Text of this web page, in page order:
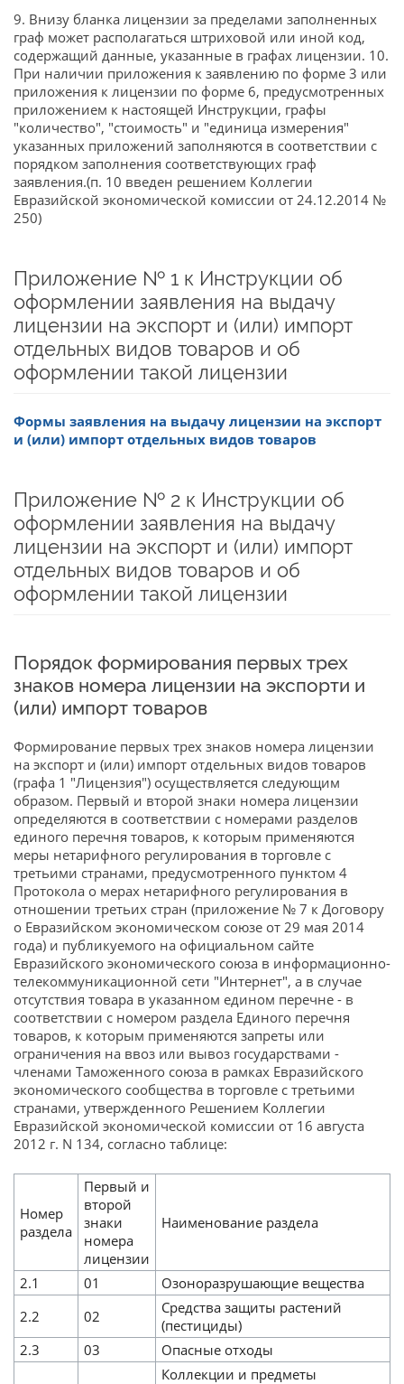
9. Внизу бланка лицензии за пределами заполненных
граф может располагаться штриховой или иной код,
содержащий данные, указанные в графах лицензии. 10.
При наличии приложения к заявлению по форме 3 или
приложения к лицензии по форме 6, предусмотренных
приложением к настоящей Инструкции, графы
"количество", "стоимость" и "единица измерения"
указанных приложений заполняются в соответствии с
порядком заполнения соответствующих граф
заявления.(п. 10 введен решением Коллегии
Евразийской экономической комиссии от 24.12.2014 №
250)
Приложение № 1 к Инструкции об
оформлении заявления на выдачу
лицензии на экспорт и (или) импорт
отдельных видов товаров и об
оформлении такой лицензии
Формы заявления на выдачу лицензии на экспорт
и (или) импорт отдельных видов товаров
Приложение № 2 к Инструкции об
оформлении заявления на выдачу
лицензии на экспорт и (или) импорт
отдельных видов товаров и об
оформлении такой лицензии
Порядок формирования первых трех
знаков номера лицензии на экспорти и
(или) импорт товаров
Формирование первых трех знаков номера лицензии
на экспорт и (или) импорт отдельных видов товаров
(графа 1 "Лицензия") осуществляется следующим
образом. Первый и второй знаки номера лицензии
определяются в соответствии с номерами разделов
единого перечня товаров, к которым применяются
меры нетарифного регулирования в торговле с
третьими странами, предусмотренного пунктом 4
Протокола о мерах нетарифного регулирования в
отношении третьих стран (приложение № 7 к Договору
о Евразийском экономическом союзе от 29 мая 2014
года) и публикуемого на официальном сайте
Евразийского экономического союза в информационно-
телекоммуникационной сети "Интернет", а в случае
отсутствия товара в указанном едином перечне - в
соответствии с номером раздела Единого перечня
товаров, к которым применяются запреты или
ограничения на ввоз или вывоз государствами -
членами Таможенного союза в рамках Евразийского
экономического сообщества в торговле с третьими
странами, утвержденного Решением Коллегии
Евразийской экономической комиссии от 16 августа
2012 г. N 134, согласно таблице:
Номер
раздела
Первый и
второй
знаки
номера
лицензии
Наименование раздела
2.1 01
Озоноразрушающие вещества
2.2
02
Средства защиты растений
(пестициды)
2.3
03 Опасные отходы
Коллекции и предметы